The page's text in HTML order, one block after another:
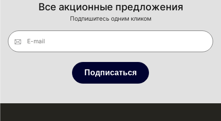
Все акционные предложения
Подпишитесь одним кликом
E-mail
Подписаться